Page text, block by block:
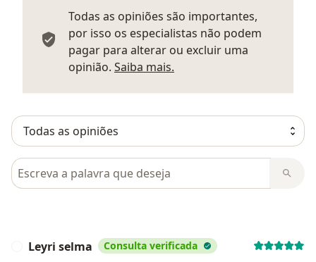
Todas as opiniões são importantes,
por isso os especialistas não podem
pagar para alterar ou excluir uma
opinião. Saiba mais.
Pesquisar em opiniões
Leyri selma Consulta verificada